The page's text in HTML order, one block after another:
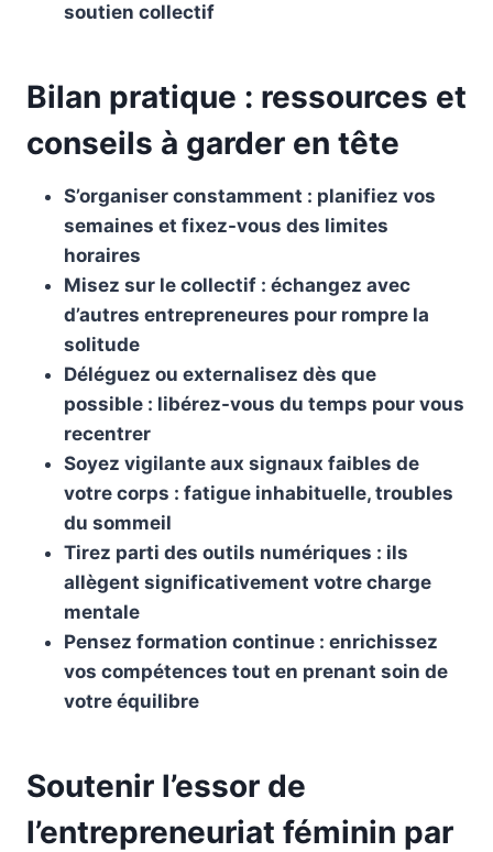
soutien collectif
Bilan pratique : ressources et
conseils à garder en tête
S’organiser constamment : planifiez vos
semaines et fixez-vous des limites
horaires
Misez sur le collectif : échangez avec
d’autres entrepreneures pour rompre la
solitude
Déléguez ou externalisez dès que
possible : libérez-vous du temps pour vous
recentrer
Soyez vigilante aux signaux faibles de
votre corps : fatigue inhabituelle, troubles
du sommeil
Tirez parti des outils numériques : ils
allègent significativement votre charge
mentale
Pensez formation continue : enrichissez
vos compétences tout en prenant soin de
votre équilibre
Soutenir l’essor de
l’entrepreneuriat féminin par